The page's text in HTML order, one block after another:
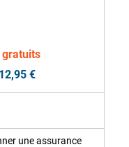
gratuits
12,95 €
une assurance